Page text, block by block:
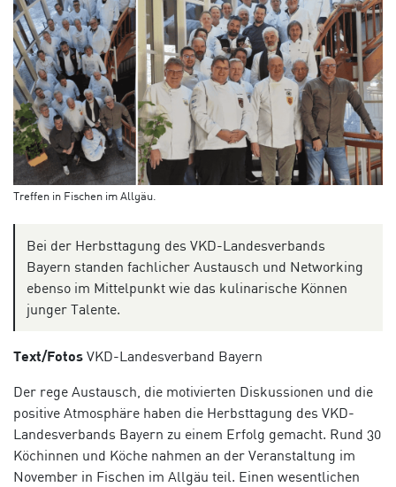
Treffen in Fischen im Allgäu.
Bei der Herbsttagung des VKD-Landesverbands
Bayern standen fachlicher Austausch und Networking
ebenso im Mittelpunkt wie das kulinarische Können
junger Talente.
Text/Fotos VKD-Landesverband Bayern
Der rege Austausch, die motivierten Diskussionen und die
positive Atmosphäre haben die Herbsttagung des VKD-
Landesverbands Bayern zu einem Erfolg gemacht. Rund 30
Köchinnen und Köche nahmen an der Veranstaltung im
November in Fischen im Allgäu teil. Einen wesentlichen